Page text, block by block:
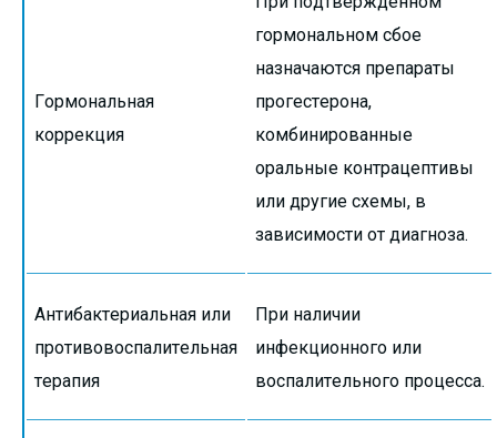
Гормональная
коррекция
гормональном сбое
назначаются препараты
прогестерона,
комбинированные
оральные контрацептивы
или другие схемы, в
зависимости от диагноза.
Антибактериальная или
противовоспалительная
терапия
При наличии
инфекционного или
воспалительного процесса.